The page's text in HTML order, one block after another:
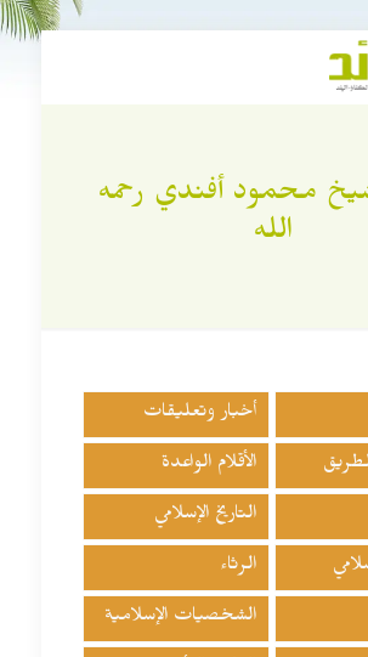
محمود أفندي رحمه
الله
أخبار وتعليقات
الأقلام الواعدة
التاريخ الإسلامي
الرثاء
الشخصيات الإسلامية